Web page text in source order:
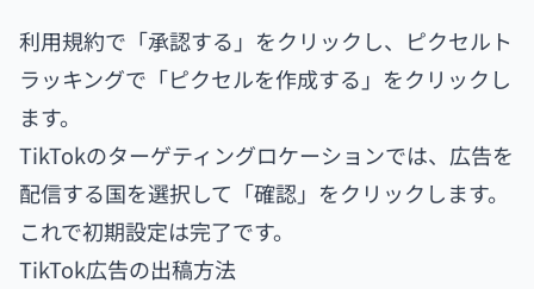
利用規約で「承認する」をクリックし、ピクセルト
ラッキングで「ピクセルを作成する」をクリックし
ます。
TikTokのターゲティングロケーションでは、広告を
配信する国を選択して「確認」をクリックします。
これで初期設定は完了です。
TikTok広告の出稿方法